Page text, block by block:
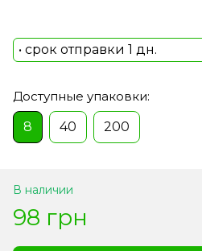
• срок отправки 1 дн.
Доступные упаковки:
8
40 200
В наличии
98 грн